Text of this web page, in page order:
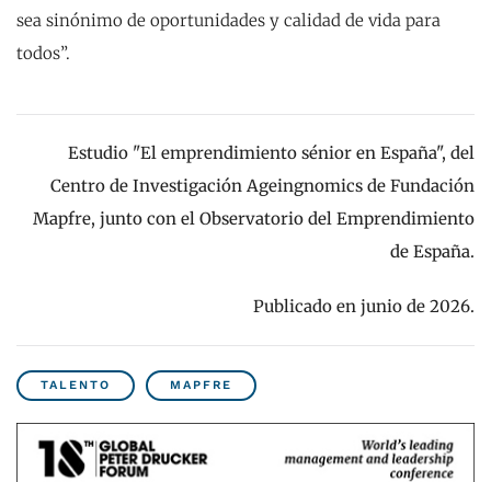
sea sinónimo de oportuni­dades y calidad de vida para
todos”.
Estudio "El emprendimiento sénior en España", del
Centro de Investigación Ageingnomics de Fundación
Mapfre, junto con el Observatorio del Emprendimiento
de España.
Publicado en junio de 2026.
TALENTO MAPFRE